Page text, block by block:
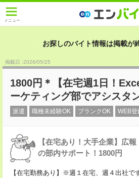
メニュー
お探しのバイト情報は掲載が
掲載日 :2026/05/25
1800円＊【在宅週1日！
ーケティング部でアシスタ
派遣 職種未経験OK ブランクOK WEB登
【在宅あり！大手企業】広
の部内サポート！1800円
【在宅勤務あり】※週１在宅、週４出社で